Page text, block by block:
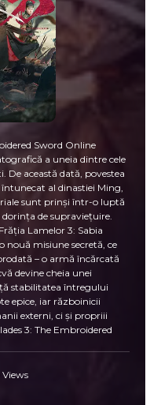
Sword Online
a uneia dintre cele
De această dată, povestea
al dinastiei Ming,
sunt prinși într-o luptă
de supraviețuire.
Lamelor 3: Sabia
nouă misiune secretă, ce
– o armă încărcată
devine cheia unei
stabilitatea întregului
epice, iar războinicii
externi, ci și propriii
3: The Embroidered
și intensitate, oferind